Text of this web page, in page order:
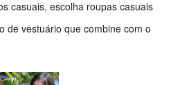
casuais, escolha roupas casuais
de vestuário que combine com o